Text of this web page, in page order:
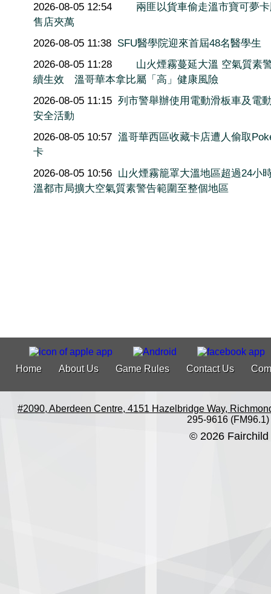
2026-08-05 12:54
兩匪以貨車偷走溫市寶可夢
售店夾萬
2026-08-05 11:38 SFU醫學院迎來首屆48名醫學生
2026-08-05 11:28
山火煙霧蔓延大溫 空氣質素
續生效 溫哥華本拿比屬「高」健康風險
2026-08-05 11:15 列市警舉辦使用電動滑板車及電
安全活動
2026-08-05 10:57 溫哥華西區收藏卡店遭人偷取
卡
2026-08-05 10:56 山火煙霧籠罩大溫地區超過24小
溫都市局擴大空氣質素警告範圍至整個地區
Home About Us Game Rules Contact Us
#2090, Aberdeen Centre, 4151 Hazelbridge Way,
295-9616 (FM96.1)
© 2026 Fairchild